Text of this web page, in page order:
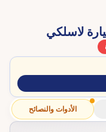
لاسلكي
الأدوات والنصائح